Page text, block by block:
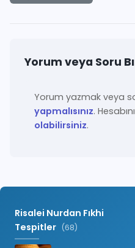
Yorum veya Soru
Yorum yazmak veya
yapmalısınız.
olabilirsiniz.
Risalei Nurdan Fıkhi
Tespitler (68)